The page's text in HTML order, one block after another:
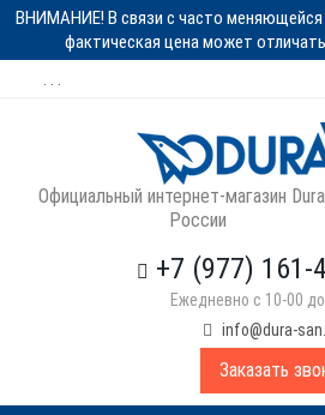
ВНИМАНИЕ! В связи с часто меняющейся
фактическая цена может
Официальный интернет-магазин
России
+7 (977) 161-
Ежедневно с 10-00
info@dura-
Заказать